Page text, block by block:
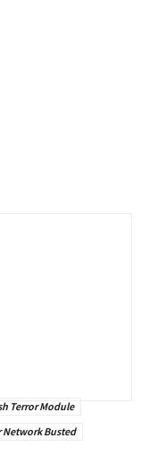
Terror Module
Network Busted